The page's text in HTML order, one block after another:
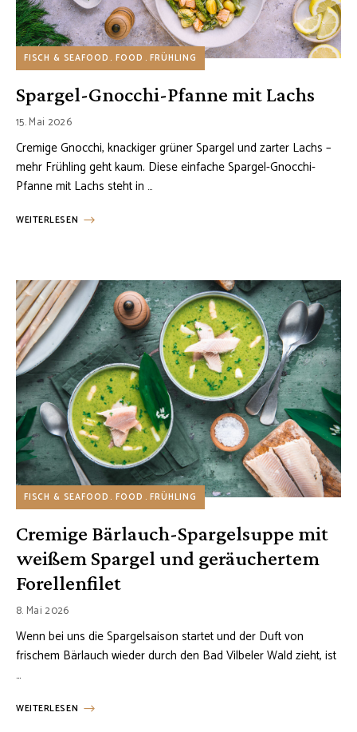
FISCH & SEAFOOD FOOD FRÜHLING
Spargel-Gnocchi-Pfanne mit Lachs
15. Mai 2026
Cremige Gnocchi, knackiger grüner Spargel und zarter Lachs –
mehr Frühling geht kaum. Diese einfache Spargel-Gnocchi-
Pfanne mit Lachs steht in …
WEITERLESEN
FISCH & SEAFOOD FOOD FRÜHLING
Cremige Bärlauch-Spargelsuppe mit
weißem Spargel und geräuchertem
Forellenfilet
8. Mai 2026
Wenn bei uns die Spargelsaison startet und der Duft von
frischem Bärlauch wieder durch den Bad Vilbeler Wald zieht, ist
…
WEITERLESEN